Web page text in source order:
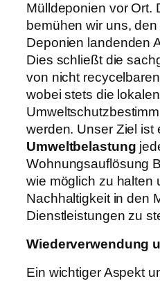
Mülldeponien vor Ort.
bemühen wir uns,
Deponien landenden
Dies schließt die
von nicht
wobei stets die lokalen
werden. Unser Ziel ist
Umweltbelastung
Wohnungsauflösung
wie möglich zu halten
Nachhaltigkeit in den
Dienstleistungen zu
Wiederverwendung
Ein wichtiger Aspekt